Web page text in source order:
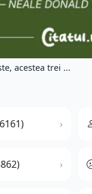
acestea trei ...